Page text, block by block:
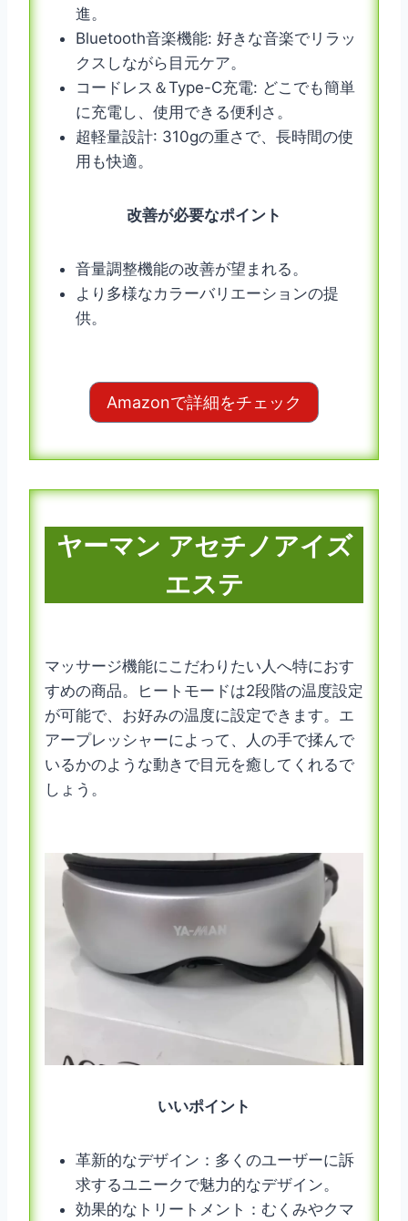
進。
Bluetooth音楽機能: 好きな音楽でリラッ
クスしながら目元ケア。
コードレス＆Type-C充電: どこでも簡単
に充電し、使用できる便利さ。
超軽量設計: 310gの重さで、長時間の使
用も快適。
改善が必要なポイント
音量調整機能の改善が望まれる。
より多様なカラーバリエーションの提
供。
Amazonで詳細をチェック
ヤーマン アセチノアイズ
エステ
マッサージ機能にこだわりたい人へ特におす
すめの商品。ヒートモードは2段階の温度設定
が可能で、お好みの温度に設定できます。エ
アープレッシャーによって、人の手で揉んで
いるかのような動きで目元を癒してくれるで
しょう。
いいポイント
革新的なデザイン：多くのユーザーに訴
求するユニークで魅力的なデザイン。
効果的なトリートメント：むくみやクマ